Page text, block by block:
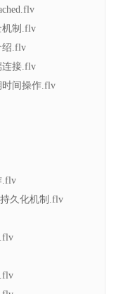
机制.flv
绍.flv
连接.flv
时间操作.flv
.flv
久化机制.flv